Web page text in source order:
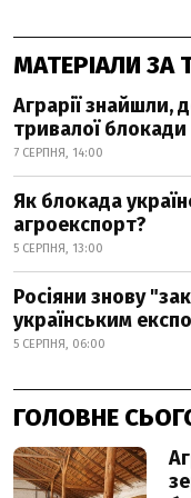
МАТЕРІАЛИ
Аграрії знайшли,
тривалої блокади
7 СЕРПНЯ, 14:00
Як блокада
агроекспорт?
5 СЕРПНЯ, 13:00
Росіяни знову
українським
5 СЕРПНЯ, 06:00
ГОЛОВНЕ